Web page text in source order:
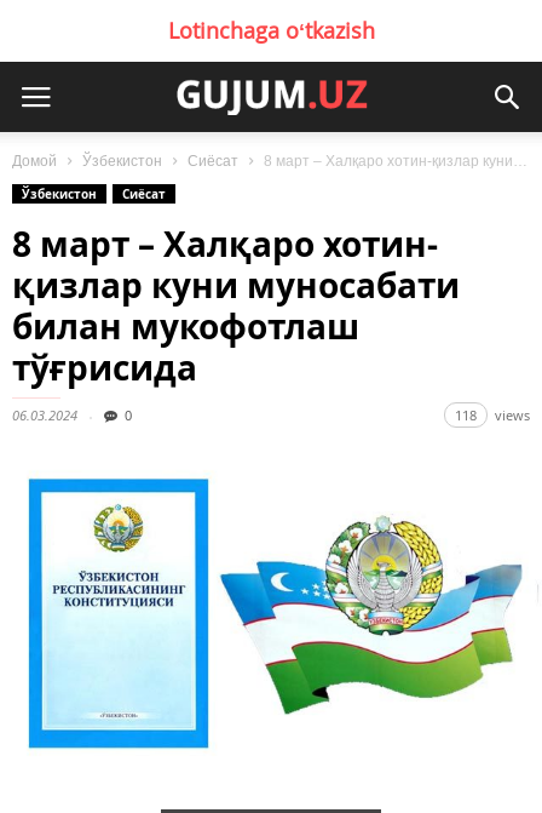
Lotinchaga oʻtkazish
Домой Ўзбекистон Сиёсат
8 март – Халқаро хотин-қизлар куни муносабати билан мукофотлаш тўғрисида
Ўзбекистон
Сиёсат
8 март – Халқаро хотин-
қизлар куни муносабати
билан мукофотлаш
тўғрисида
06.03.2024 0 118 views